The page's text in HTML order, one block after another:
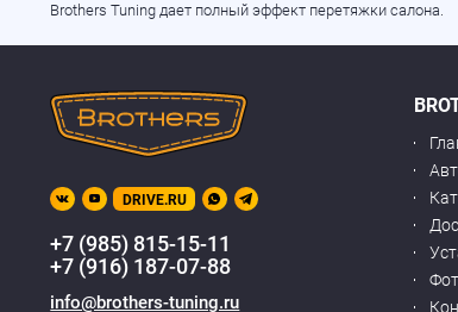
Brothers Tuning дает полный эффект перетяжки салона.
DRIVE.RU
+7 (985) 815-15-11
+7 (916) 187-07-88
info@brothers-tuning.ru